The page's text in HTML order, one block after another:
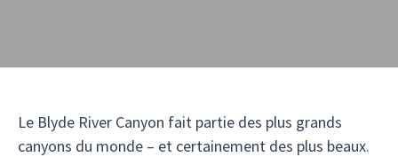
Le Blyde River Canyon fait partie des plus grands
canyons du monde – et certainement des plus beaux.